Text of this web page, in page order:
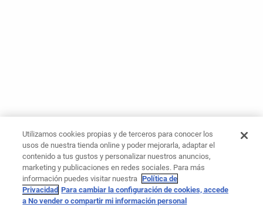
Utilizamos cookies propias y de terceros para conocer los
usos de nuestra tienda online y poder mejorarla, adaptar el
contenido a tus gustos y personalizar nuestros anuncios,
marketing y publicaciones en redes sociales. Para más
información puedes visitar nuestra Política de
Privacidad Para cambiar la configuración de cookies, accede
a No vender o compartir mi información personal